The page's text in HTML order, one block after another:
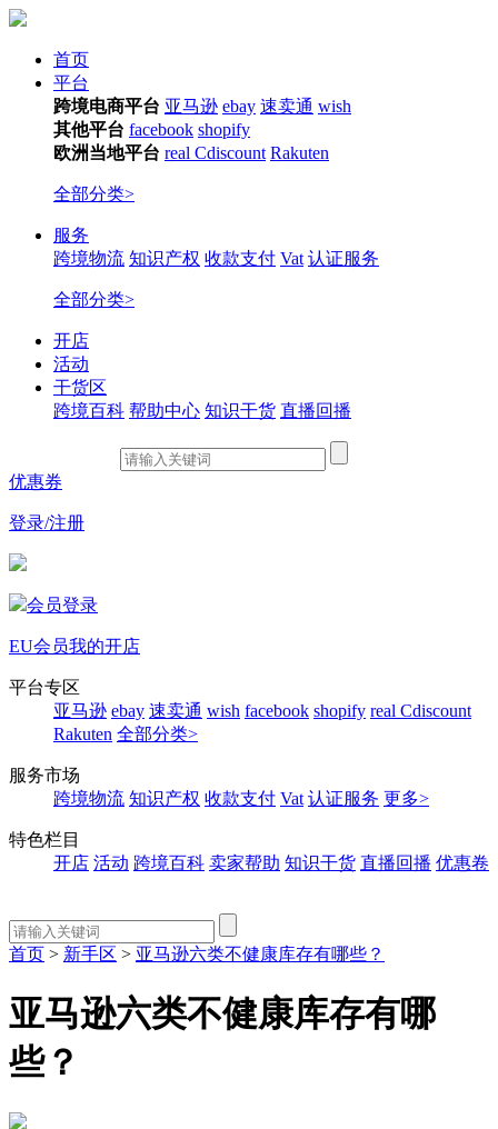
首页
平台
跨境电商平台 亚马逊 ebay 速卖通 wish
其他平台 facebook shopify
欧洲当地平台 real Cdiscount Rakuten
全部分类>
服务
跨境物流 知识产权 收款支付 Vat 认证服务
全部分类>
开店
活动
干货区
跨境百科 帮助中心 知识干货 直播回播
优惠券
登录/注册
会员登录
EU会员我的开店
平台专区
亚马逊 ebay 速卖通 wish facebook shopify real Cdiscount
Rakuten 全部分类>
服务市场
跨境物流 知识产权 收款支付 Vat 认证服务 更多>
特色栏目
开店 活动 跨境百科 卖家帮助 知识干货 直播回播 优惠卷
首页 > 新手区 > 亚马逊六类不健康库存有哪些？
亚马逊六类不健康库存有哪
些？